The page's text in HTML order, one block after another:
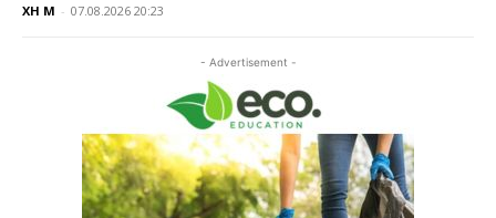
XH M - 07.08.2026 20:23
- Advertisement -